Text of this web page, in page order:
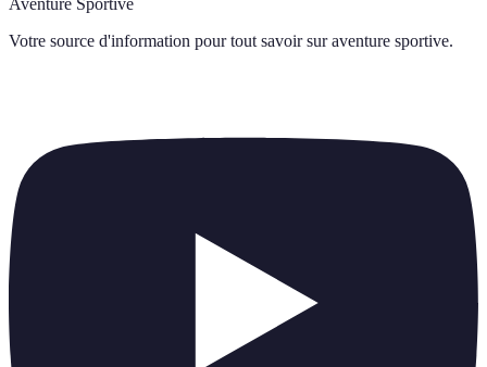
Votre source d'information pour tout savoir sur aventure sportive.